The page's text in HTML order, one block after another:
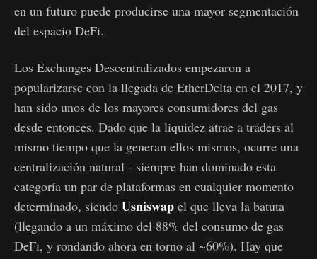
en un futuro puede producirse una mayor segmentación
del espacio DeFi.
Los Exchanges Descentralizados empezaron a
popularizarse con la llegada de EtherDelta en el 2017, y
han sido unos de los mayores consumidores del gas
desde entonces. Dado que la liquidez atrae a traders al
mismo tiempo que la generan ellos mismos, ocurre una
centralización natural - siempre han dominado esta
categoría un par de plataformas en cualquier momento
determinado, siendo Usniswap el que lleva la batuta
(llegando a un máximo del 88% del consumo de gas
DeFi, y rondando ahora en torno al ~60%). Hay que